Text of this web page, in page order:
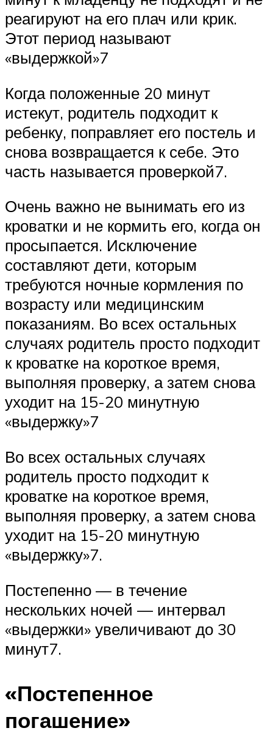
реагируют на его плач или крик.
Этот период называют
«выдержкой»7
Когда положенные 20 минут
истекут, родитель подходит к
ребенку, поправляет его постель и
снова возвращается к себе. Это
часть называется проверкой7.
Очень важно не вынимать его из
кроватки и не кормить его, когда он
просыпается. Исключение
составляют дети, которым
требуются ночные кормления по
возрасту или медицинским
показаниям. Во всех остальных
случаях родитель просто подходит
к кроватке на короткое время,
выполняя проверку, а затем снова
уходит на 15-20 минутную
«выдержку»7
Во всех остальных случаях
родитель просто подходит к
кроватке на короткое время,
выполняя проверку, а затем снова
уходит на 15-20 минутную
«выдержку»7.
Постепенно — в течение
нескольких ночей — интервал
«выдержки» увеличивают до 30
минут7.
«Постепенное
погашение»